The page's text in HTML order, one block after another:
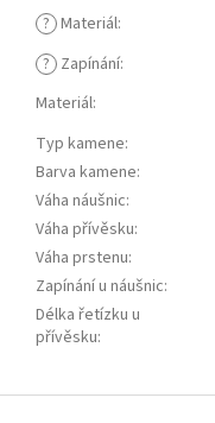
? Materiál:
? Zapínání:
Materiál:
Typ kamene:
Barva kamene:
Váha náušnic:
Váha přívěsku:
Váha prstenu:
Zapínání u náušnic:
Délka řetízku u
přívěsku: